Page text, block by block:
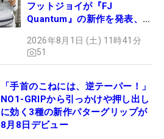
フットジョイが『FJ
Quantum』の新作を発表、8
2026年8月1日 (土) 11時41分
51
「手首のこねには、逆テーパー！」
NO1-GRIPから引っかけや押し出し
に効く3種の新作パターグリップが
8月8日デビュー